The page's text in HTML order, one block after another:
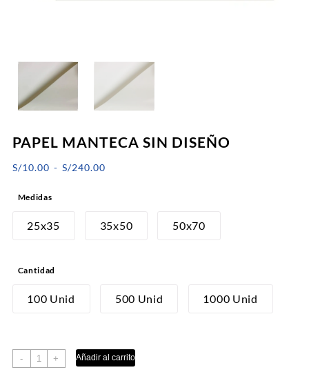
PAPEL MANTECA SIN DISEÑO
S/10.00 - S/240.00Rango
desde
Medidas
25x35 35x50 50x70
Cantidad
100 Unid 500 Unid 1000 Unid
-
PAPEL
MANTECA
+ Añadir al carrito